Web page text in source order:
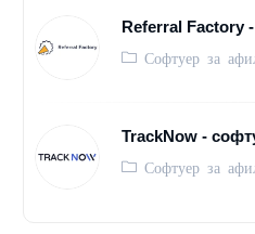
Referral Factory
Софтуер за
TrackNow -
Софтуер за